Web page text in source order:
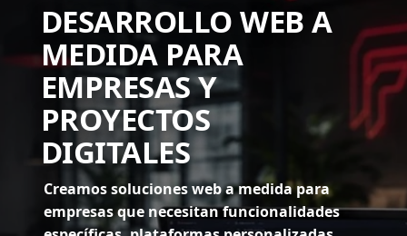
DESARROLLO WEB A
MEDIDA PARA
EMPRESAS Y
PROYECTOS
DIGITALES
Creamos soluciones web a medida para
empresas que necesitan funcionalidades